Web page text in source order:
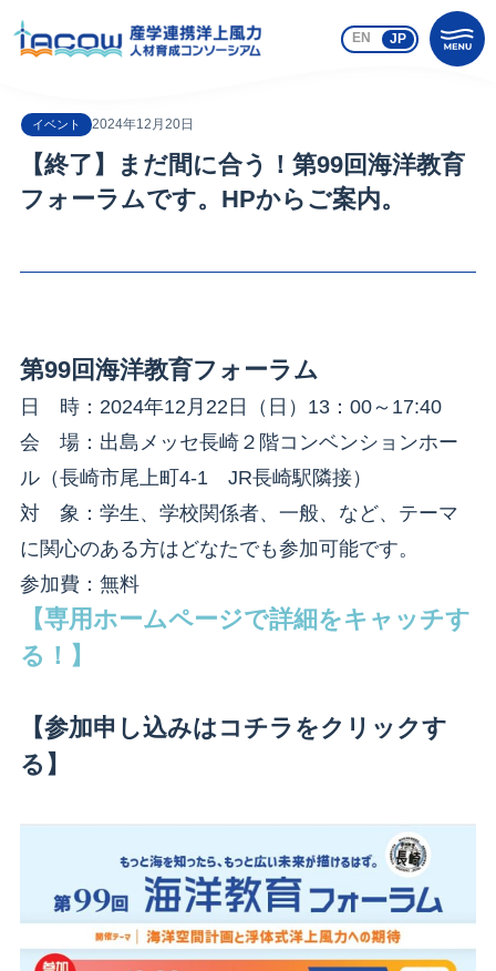
EN JP
イベント 2024年12月20日
【終了】まだ間に合う！第99回海洋教育
フォーラムです。HPからご案内。
第99回海洋教育フォーラム
日 時：2024年12月22日（日）13：00～17:40
会 場：出島メッセ長崎２階コンベンションホー
ル（長崎市尾上町4‐1 JR長崎駅隣接）
対 象：学生、学校関係者、一般、など、テーマ
に関心のある方はどなたでも参加可能です。
参加費：無料
【専用ホームページで詳細をキャッチす
る！】
【参加申し込みはコチラをクリックす
る】